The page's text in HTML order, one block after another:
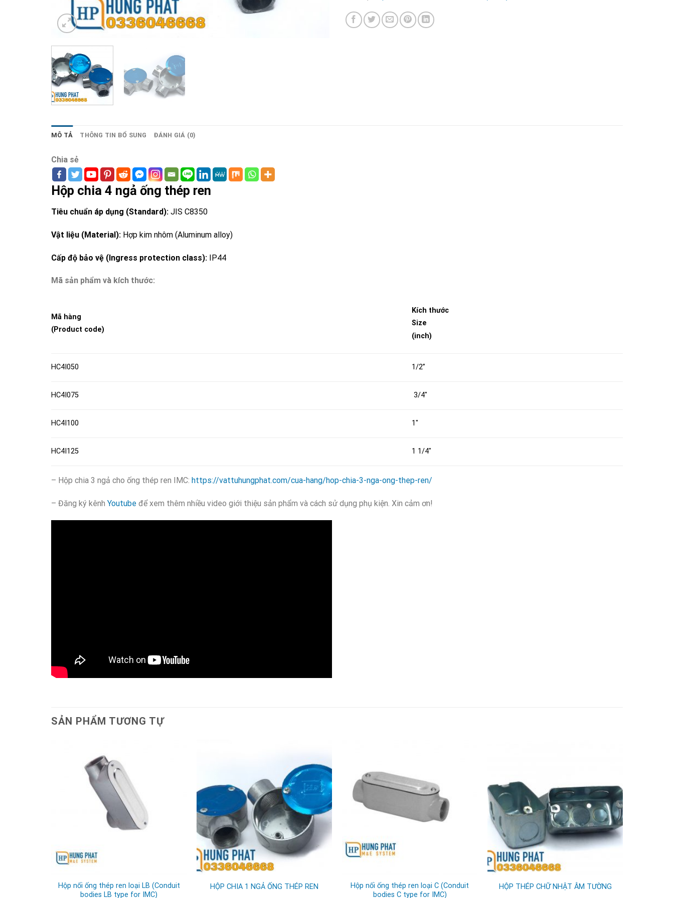
MÔ TẢ THÔNG TIN BỔ SUNG ĐÁNH GIÁ (0)
Chia sẻ
Hộp chia 4 ngả ống thép ren
Tiêu chuẩn áp dụng (Standard): JIS C8350
Vật liệu (Material): Hợp kim nhôm (Aluminum alloy)
Cấp độ bảo vệ (Ingress protection class): IP44
Mã sản phẩm và kích thước:
Mã hàng
(Product code)
Kích thước
Size
(inch)
HC4I050 1/2”
HC4I075 3/4″
HC4I100 1″
HC4I125 1 1/4″
– Hộp chia 3 ngả cho ống thép ren IMC: https://vattuhungphat.com/cua-hang/hop-chia-3-nga-ong-thep-ren/
– Đăng ký kênh Youtube để xem thêm nhiều video giới thiệu sản phẩm và cách sử dụng phụ kiện. Xin cảm ơn!
SẢN PHẨM TƯƠNG TỰ
Hộp nối ống thép ren loại LB (Conduit
bodies LB type for IMC)
HỘP CHIA 1 NGẢ ỐNG THÉP REN
Hộp nối ống thép ren loại C (Conduit
bodies C type for IMC)
HỘP THÉP CHỮ NHẬT ÂM TƯỜNG